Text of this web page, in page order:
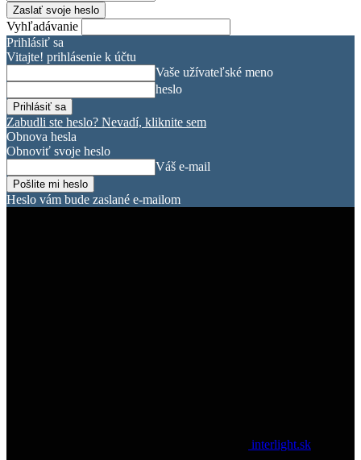
Vyhľadávanie
Prihlásiť sa
Vitajte! prihlásenie k účtu
Vaše užívateľské meno
heslo
Zabudli ste heslo? Nevadí, kliknite sem
Obnova hesla
Obnoviť svoje heslo
Váš e-mail
Heslo vám bude zaslané e-mailom
interlight.sk